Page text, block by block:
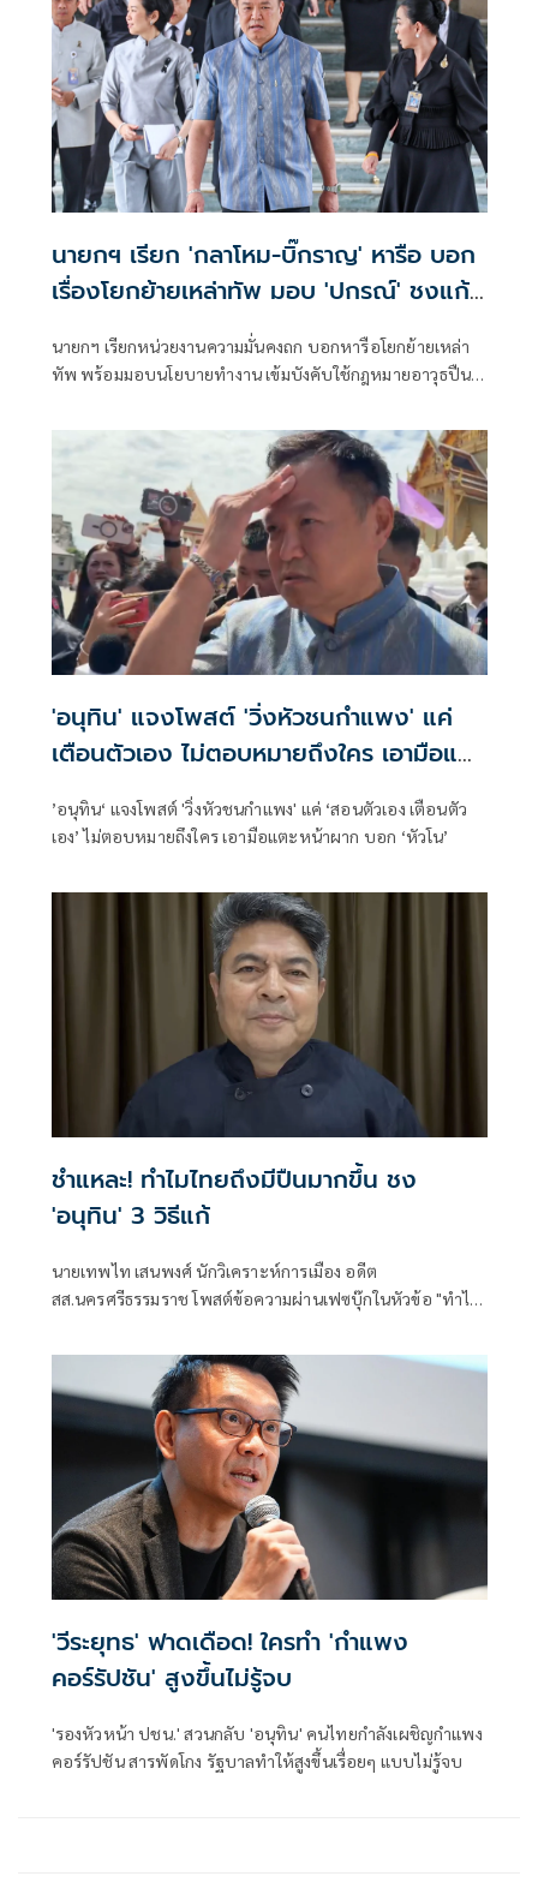
นายกฯ เรียก 'กลาโหม-บิ๊กราญ' หารือ บอก
เรื่องโยกย้ายเหล่าทัพ มอบ 'ปกรณ์' ชงแก้
นายกฯ เรียกหน่วยงานความมั่นคงถก บอกหารือโยกย้ายเหล่า
ทัพ พร้อมมอบนโยบายทำงาน เข้มบังคับใช้กฎหมายอาวุธปืน
ตัวบงการแน่
'อนุทิน' แจงโพสต์ 'วิ่งหัวชนกำแพง' แค่
เตือนตัวเอง ไม่ตอบหมายถึงใคร เอามือแตะ
หน้าผากบอก 'หัวโน'
’อนุทิน‘ แจงโพสต์ 'วิ่งหัวชนกำแพง' แค่ ‘สอนตัวเอง เตือนตัว
เอง’ ไม่ตอบหมายถึงใคร เอามือแตะหน้าผาก บอก ‘หัวโน’
ชำแหละ! ทำไมไทยถึงมีปืนมากขึ้น ชง
'อนุทิน' 3 วิธีแก้
นายเทพไท เสนพงศ์ นักวิเคราะห์การเมือง อดีต
สส.นครศรีธรรมราช โพสต์ข้อความผ่านเฟซบุ๊กในหัวข้อ "ทำไม
'วีระยุทธ' ฟาดเดือด! ใครทำ 'กำแพง
คอร์รัปชัน' สูงขึ้นไม่รู้จบ
'รองหัวหน้า ปชน.' สวนกลับ 'อนุทิน' คนไทยกำลังเผชิญกำแพง
คอร์รัปชัน สารพัดโกง รัฐบาลทำให้สูงขึ้นเรื่อยๆ แบบไม่รู้จบ